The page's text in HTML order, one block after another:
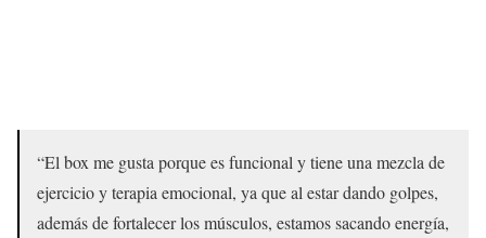
“El box me gusta porque es funcional y tiene una mezcla de
ejercicio y terapia emocional, ya que al estar dando golpes,
además de fortalecer los músculos, estamos sacando energía,